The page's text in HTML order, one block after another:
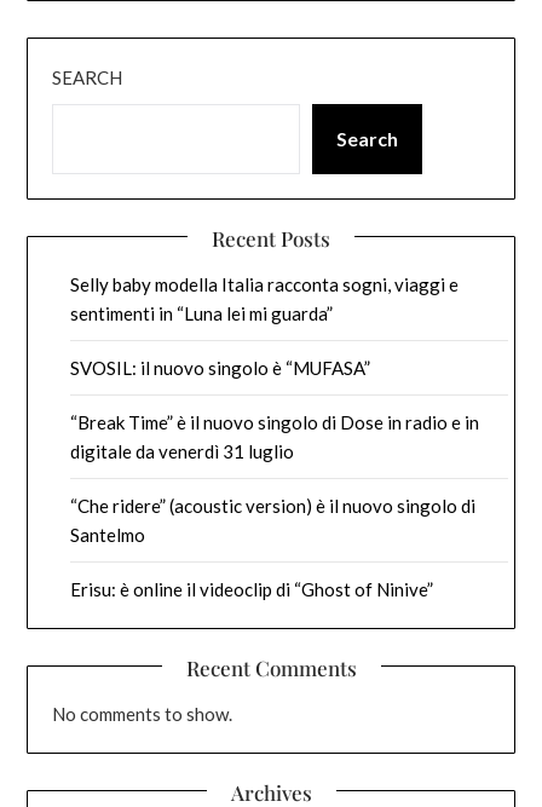
SEARCH
Search
Recent Posts
Selly baby modella Italia racconta sogni, viaggi e
sentimenti in “Luna lei mi guarda”
SVOSIL: il nuovo singolo è “MUFASA”
“Break Time” è il nuovo singolo di Dose in radio e in
digitale da venerdì 31 luglio
“Che ridere” (acoustic version) è il nuovo singolo di
Santelmo
Erisu: è online il videoclip di “Ghost of Ninive”
Recent Comments
No comments to show.
Archives